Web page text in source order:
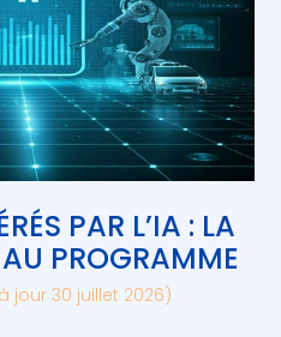
PAR L’IA : LA
PROGRAMME
jour 30 juillet 2026)